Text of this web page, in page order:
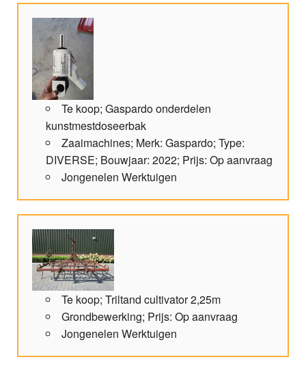
Te koop; Gaspardo onderdelen
kunstmestdoseerbak
Zaaimachines; Merk: Gaspardo; Type:
DIVERSE; Bouwjaar: 2022; Prijs: Op aanvraag
Jongenelen Werktuigen
Te koop; Triltand cultivator 2,25m
Grondbewerking; Prijs: Op aanvraag
Jongenelen Werktuigen